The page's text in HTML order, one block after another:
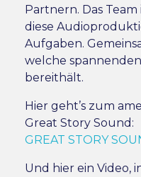
Partnern. Das
diese
Aufgaben.
welche
bereithält.
Hier geht’s zum
Great Story Sound:
GREAT STORY
Und hier ein Video,